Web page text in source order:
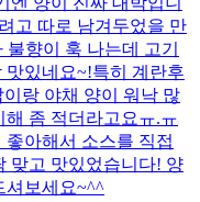
고 따로 남겨두었을 만
향이 훅 나는데 고기
맛있네요~!특히 계란후
랑 야채 양이 워낙 많
좀 적더라고요ㅠ.ㅠ
아해서 소스를 직접
맞고 맛있었습니다! 양
셔보세요~^^